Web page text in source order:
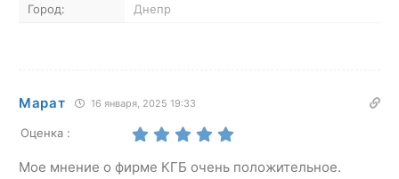
Город: Днепр
Марат 16 января, 2025 19:33
Оценка :
Мое мнение о фирме КГБ очень положительное.